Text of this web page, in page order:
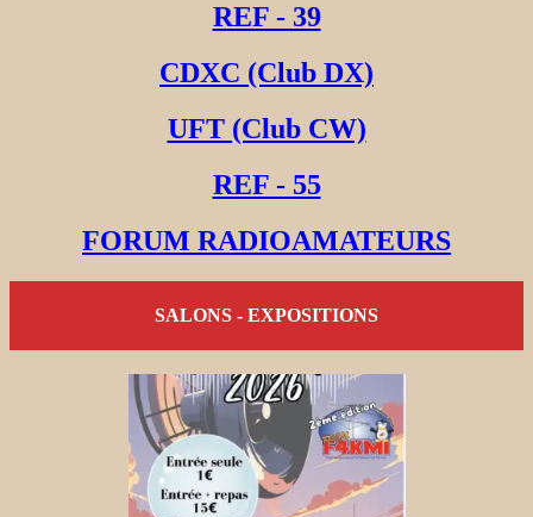
REF - 39
CDXC (Club DX)
UFT (Club CW)
REF - 55
FORUM RADIOAMATEURS
SALONS - EXPOSITIONS